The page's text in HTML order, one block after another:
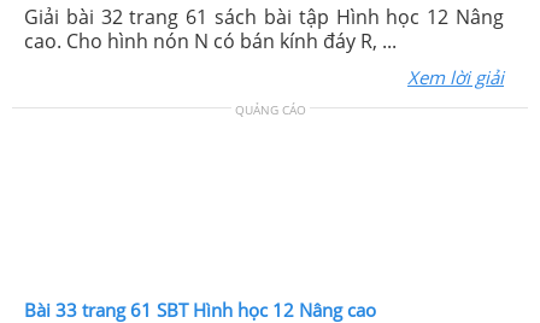
Giải bài 32 trang 61 sách bài tập Hình học 12 Nâng
cao. Cho hình nón N có bán kính đáy R, ...
Xem lời giải
QUẢNG CÁO
Bài 33 trang 61 SBT Hình học 12 Nâng cao